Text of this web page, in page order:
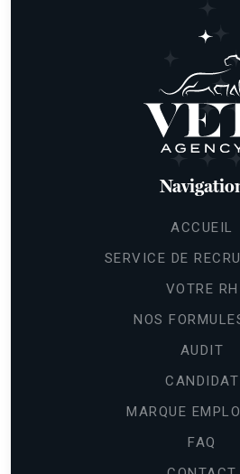
ACCUEIL
SERVICE DE
VOTRE RH
NOS
AUDIT
CANDIDAT
MARQUE
FAQ